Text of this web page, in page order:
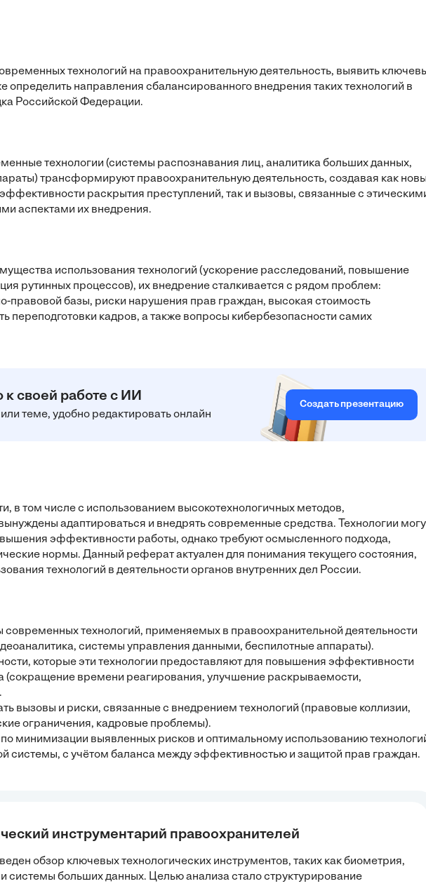
технологий на правоохранительную деятельность, выявить
определить направления сбалансированного внедрения таких технологий в
Российской Федерации.
технологии (системы распознавания лиц, аналитика больших данных,
трансформируют правоохранительную деятельность, создавая как
раскрытия преступлений, так и вызовы, связанные с
аспектами их внедрения.
использования технологий (ускорение расследований, повышение
рутинных процессов), их внедрение сталкивается с рядом проблем:
правовой базы, риски нарушения прав граждан, высокая стоимость
переподготовки кадров, а также вопросы кибербезопасности самих
своей работе с ИИ
или теме, удобно редактировать онлайн
Создать презентацию
в том числе с использованием высокотехнологичных методов,
адаптироваться и внедрять современные средства. Технологии
эффективности работы, однако требуют осмысленного подхода,
нормы. Данный реферат актуален для понимания текущего состояния,
технологий в деятельности органов внутренних дел России.
современных технологий, применяемых в правоохранительной деятельности
системы управления данными, беспилотные аппараты).
которые эти технологии предоставляют для повышения эффективности
(сокращение времени реагирования, улучшение раскрываемости,
вызовы и риски, связанные с внедрением технологий (правовые коллизии,
ограничения, кадровые проблемы).
минимизации выявленных рисков и оптимальному использованию
системы, с учётом баланса между эффективностью и защитой прав граждан.
инструментарий правоохранителей
обзор ключевых технологических инструментов, таких как биометрия,
системы больших данных. Целью анализа стало структурирование